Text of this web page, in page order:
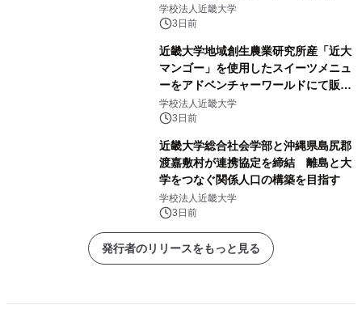
販売
学校法人近畿大学
3日前
近畿大学地域創生農業研究所産「近大
マンゴー」を使用したスイーツメニュ
ーをアドベンチャーワールドにて販売
します パークでしか味わえない期間
限定スイーツを楽しんで♪
学校法人近畿大学
3日前
近畿大学総合社会学部と沖縄県島尻郡
渡嘉敷村が連携協定を締結 離島と大
学をつなぐ関係人口の構築を目指す
学校法人近畿大学
3日前
発行者のリリースをもっと見る